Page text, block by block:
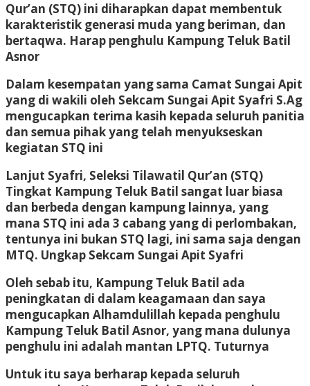
Qur’an (STQ) ini diharapkan dapat membentuk
karakteristik generasi muda yang beriman, dan
bertaqwa. Harap penghulu Kampung Teluk Batil
Asnor
Dalam kesempatan yang sama Camat Sungai Apit
yang di wakili oleh Sekcam Sungai Apit Syafri S.Ag
mengucapkan terima kasih kepada seluruh panitia
dan semua pihak yang telah menyukseskan
kegiatan STQ ini
Lanjut Syafri, Seleksi Tilawatil Qur’an (STQ)
Tingkat Kampung Teluk Batil sangat luar biasa
dan berbeda dengan kampung lainnya, yang
mana STQ ini ada 3 cabang yang di perlombakan,
tentunya ini bukan STQ lagi, ini sama saja dengan
MTQ. Ungkap Sekcam Sungai Apit Syafri
Oleh sebab itu, Kampung Teluk Batil ada
peningkatan di dalam keagamaan dan saya
mengucapkan Alhamdulillah kepada penghulu
Kampung Teluk Batil Asnor, yang mana dulunya
penghulu ini adalah mantan LPTQ. Tuturnya
Untuk itu saya berharap kepada seluruh